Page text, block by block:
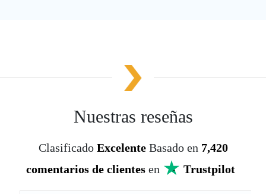
Nuestras reseñas
Clasificado Excelente Basado en 7,420
comentarios de clientes en Trustpilot